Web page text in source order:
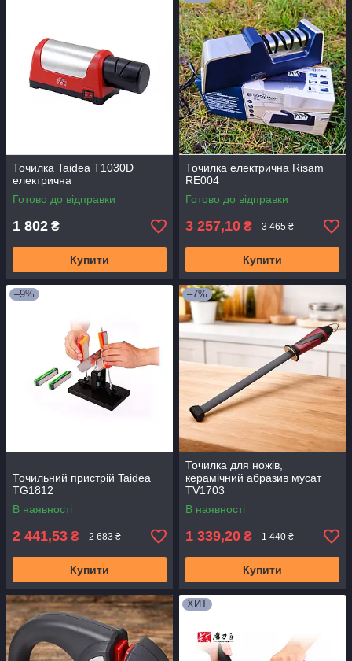
Точилка Taidea T1030D
електрична
Готово до відправки
1 802 ₴
Купити
Точилка електрична Risam
RE004
Готово до відправки
3 257,10 ₴ 3 465 ₴
Купити
–9%
Точильний пристрій Taidea
TG1812
В наявності
2 441,53 ₴ 2 683 ₴
Купити
–7%
Точилка для ножів,
керамічний абразив мусат
TV1703
В наявності
1 339,20 ₴ 1 440 ₴
Купити
ХИТ